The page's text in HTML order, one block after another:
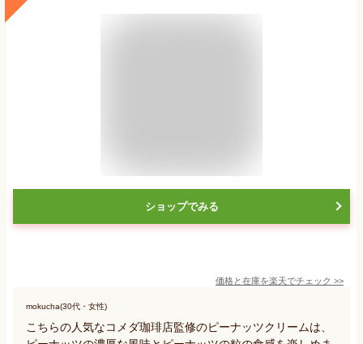
ショップでみる
価格と在庫を楽天でチェック >>
mokucha(30代・女性)
こちらの人気なコメダ珈琲店監修のピーナッツクリームは、